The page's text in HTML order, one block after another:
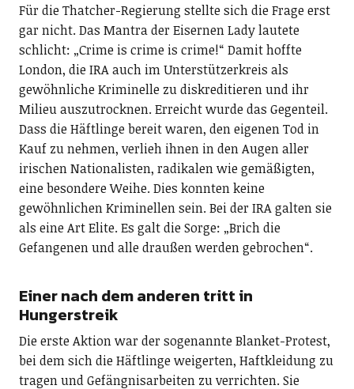
Für die Thatcher-Regierung stellte sich die Frage erst
gar nicht. Das Mantra der Eisernen Lady lautete
schlicht: „Crime is crime is crime!“ Damit hoffte
London, die IRA auch im Unterstützerkreis als
gewöhnliche Kriminelle zu diskreditieren und ihr
Milieu auszutrocknen. Erreicht wurde das Gegenteil.
Dass die Häftlinge bereit waren, den eigenen Tod in
Kauf zu nehmen, verlieh ihnen in den Augen aller
irischen Nationalisten, radikalen wie gemäßigten,
eine besondere Weihe. Dies konnten keine
gewöhnlichen Kriminellen sein. Bei der IRA galten sie
als eine Art Elite. Es galt die Sorge: „Brich die
Gefangenen und alle draußen werden gebrochen“.
Einer nach dem anderen tritt in
Hungerstreik
Die erste Aktion war der sogenannte Blanket-Protest,
bei dem sich die Häftlinge weigerten, Haftkleidung zu
tragen und Gefängnisarbeiten zu verrichten. Sie